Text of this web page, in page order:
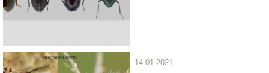
14.01.2021